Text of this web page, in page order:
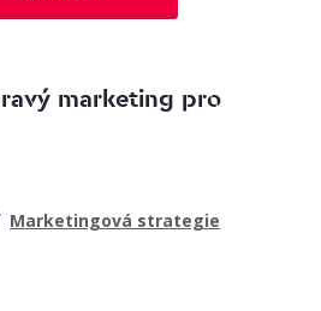
marketing pro
Marketingová strategie